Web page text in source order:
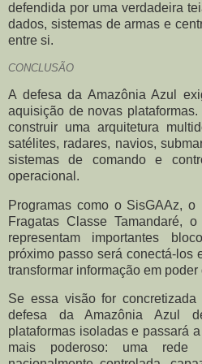
defendida por uma verdadeira
dados, sistemas de armas e
entre si.
CONCLUSÃO
A defesa da Amazônia Azul
aquisição de novas
construir uma arquitetura
satélites, radares, navios,
sistemas de comando e
operacional.
Programas como o SisGAAz,
Fragatas Classe Tamandaré,
representam importantes
próximo passo será conectá-los
transformar informação em poder
Se essa visão for
defesa da Amazônia Azul
plataformas isoladas e passará
mais poderoso: uma rede